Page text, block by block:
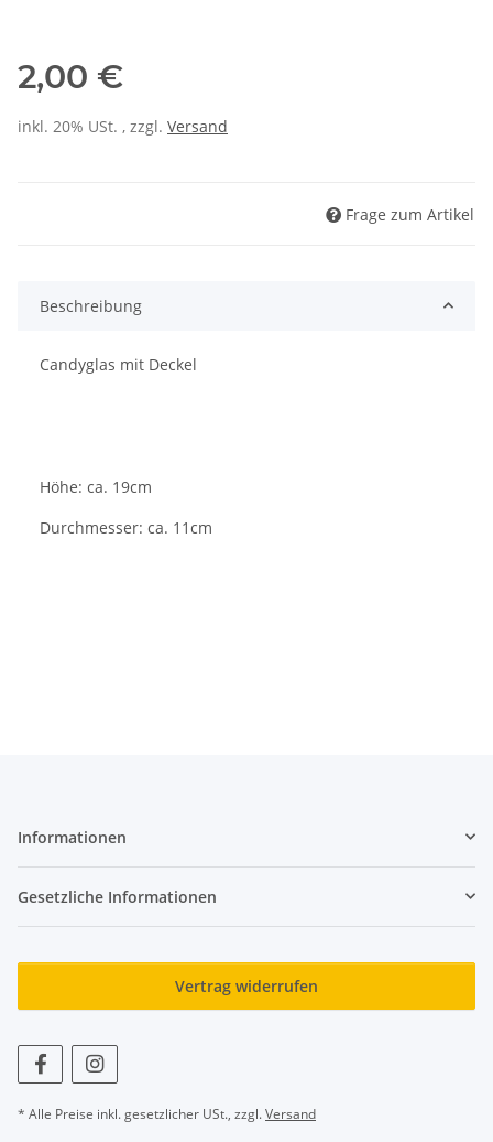
2,00 €
inkl. 20% USt. , zzgl. Versand
Frage zum Artikel
Beschreibung
Candyglas mit Deckel
Höhe: ca. 19cm
Durchmesser: ca. 11cm
Informationen
Gesetzliche Informationen
Vertrag widerrufen
* Alle Preise inkl. gesetzlicher USt., zzgl.Versand